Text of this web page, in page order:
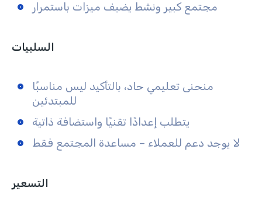
مجتمع كبير ونشط يضيف ميزات باستمرار
السلبيات
منحنى تعليمي حاد، بالتأكيد ليس مناسبًا
للمبتدئين
يتطلب إعدادًا تقنيًا واستضافة ذاتية
لا يوجد دعم للعملاء – مساعدة المجتمع فقط
التسعير